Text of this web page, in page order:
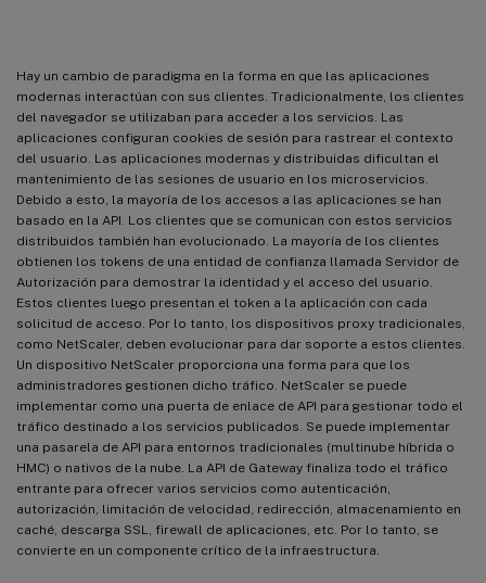
Hay un cambio de paradigma en la forma en que las aplicaciones
modernas interactúan con sus clientes. Tradicionalmente, los clientes
del navegador se utilizaban para acceder a los servicios. Las
aplicaciones configuran cookies de sesión para rastrear el contexto
del usuario. Las aplicaciones modernas y distribuidas dificultan el
mantenimiento de las sesiones de usuario en los microservicios.
Debido a esto, la mayoría de los accesos a las aplicaciones se han
basado en la API. Los clientes que se comunican con estos servicios
distribuidos también han evolucionado. La mayoría de los clientes
obtienen los tokens de una entidad de confianza llamada Servidor de
Autorización para demostrar la identidad y el acceso del usuario.
Estos clientes luego presentan el token a la aplicación con cada
solicitud de acceso. Por lo tanto, los dispositivos proxy tradicionales,
como NetScaler, deben evolucionar para dar soporte a estos clientes.
Un dispositivo NetScaler proporciona una forma para que los
administradores gestionen dicho tráfico. NetScaler se puede
implementar como una puerta de enlace de API para gestionar todo el
tráfico destinado a los servicios publicados. Se puede implementar
una pasarela de API para entornos tradicionales (multinube híbrida o
HMC) o nativos de la nube. La API de Gateway finaliza todo el tráfico
entrante para ofrecer varios servicios como autenticación,
autorización, limitación de velocidad, redirección, almacenamiento en
caché, descarga SSL, firewall de aplicaciones, etc. Por lo tanto, se
convierte en un componente crítico de la infraestructura.